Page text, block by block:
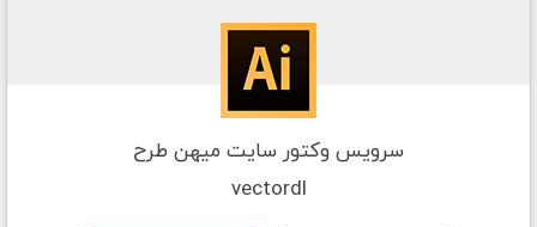
سرویس وکتور سایت میهن طرح
vectordl